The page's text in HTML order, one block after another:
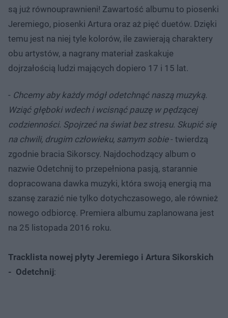
są już równouprawnieni! Zawartość albumu to piosenki
Jeremiego, piosenki Artura oraz aż pięć duetów. Dzięki
temu jest na niej tyle kolorów, ile zawierają charaktery
obu artystów, a nagrany materiał zaskakuje
dojrzałością ludzi mających dopiero 17 i 15 lat.
- Chcemy aby każdy mógł odetchnąć naszą muzyką.
Wziąć głęboki wdech i wcisnąć pauzę w pędzącej
codzienności. Spojrzeć na świat bez stresu. Skupić się
na chwili, drugim człowieku, samym sobie- twierdzą
zgodnie bracia Sikorscy. Najdochodzący album o
nazwie Odetchnij to przepełniona pasją, starannie
dopracowana dawka muzyki, która swoją energią ma
szansę zarazić nie tylko dotychczasowego, ale również
nowego odbiorcę. Premiera albumu zaplanowana jest
na 25 listopada 2016 roku.
Tracklista nowej płyty Jeremiego i Artura Sikorskich
- Odetchnij: